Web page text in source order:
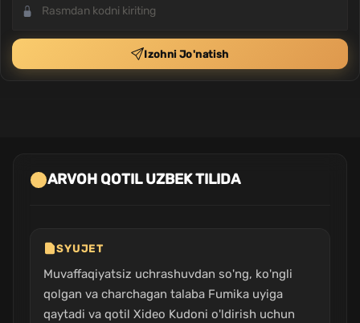
Izohni Jo'natish
ARVOH QOTIL UZBEK TILIDA
SYUJET
Muvaffaqiyatsiz uchrashuvdan so'ng, ko'ngli
qolgan va charchagan talaba Fumika uyiga
qaytadi va qotil Xideo Kudoni o'ldirish uchun